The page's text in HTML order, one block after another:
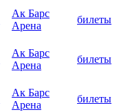
Ак Барс
Арена
билеты
Ак Барс
Арена
билеты
Ак Барс
Арена
билеты